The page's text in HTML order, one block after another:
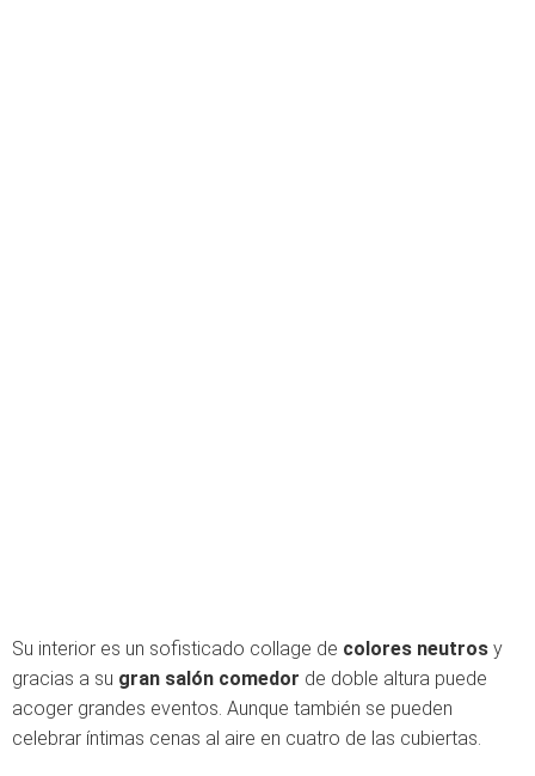
Su interior es un sofisticado collage de colores neutros y
gracias a su gran salón comedor de doble altura puede
acoger grandes eventos. Aunque también se pueden
celebrar íntimas cenas al aire en cuatro de las cubiertas.